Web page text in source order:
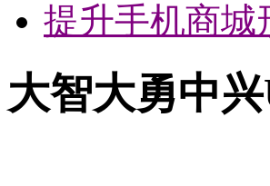
提升手机商城
大智大勇中